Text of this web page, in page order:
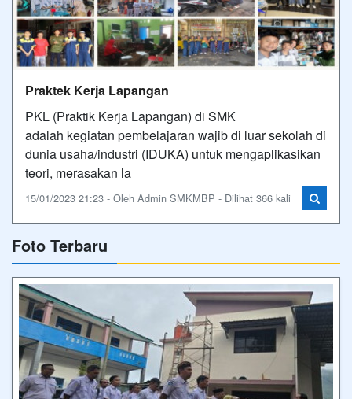
Praktek Kerja Lapangan
PKL (Praktik Kerja Lapangan) di SMK
adalah kegiatan pembelajaran wajib di luar sekolah di
dunia usaha/industri (IDUKA) untuk mengaplikasikan
teori, merasakan la
15/01/2023 21:23 - Oleh Admin SMKMBP - Dilihat 366 kali
Foto Terbaru